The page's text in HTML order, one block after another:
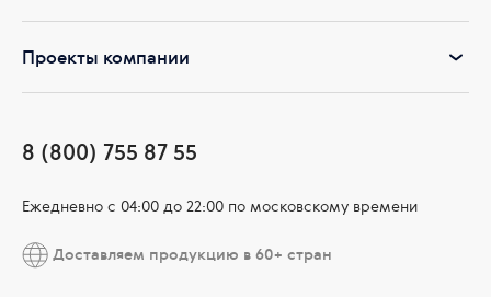
Проекты компании
8 (800) 755 87 55
Ежедневно c 04:00 до 22:00 по московскому времени
Доставляем продукцию в 60+ стран